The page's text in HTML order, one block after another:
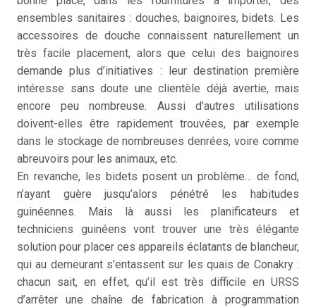
ensembles sanitaires : douches, baignoires, bidets. Les
accessoires de douche connaissent naturellement un
très facile placement, alors que celui des baignoires
demande plus d’initiatives : leur destination première
intéresse sans doute une clientèle déjà avertie, mais
encore peu nombreuse. Aussi d’autres utilisations
doivent-elles être rapidement trouvées, par exemple
dans le stockage de nombreuses denrées, voire comme
abreuvoirs pour les animaux, etc.
En revanche, les bidets posent un problème… de fond,
n’ayant guère jusqu’alors pénétré les habitudes
guinéennes. Mais là aussi les planificateurs et
techniciens guinéens vont trouver une très élégante
solution pour placer ces appareils éclatants de blancheur,
qui au demeurant s’entassent sur les quais de Conakry :
chacun sait, en effet, qu’il est très difficile en URSS
d’arrêter une chaîne de fabrication à programmation